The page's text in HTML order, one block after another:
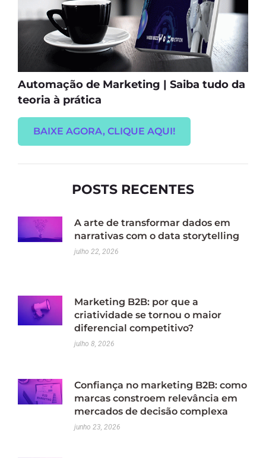
Automação de Marketing | Saiba tudo da
teoria à prática
BAIXE AGORA, CLIQUE AQUI!
POSTS RECENTES
A arte de transformar dados em
narrativas com o data storytelling
julho 22, 2026
Marketing B2B: por que a
criatividade se tornou o maior
diferencial competitivo?
julho 8, 2026
Confiança no marketing B2B: como
marcas constroem relevância em
mercados de decisão complexa
junho 23, 2026